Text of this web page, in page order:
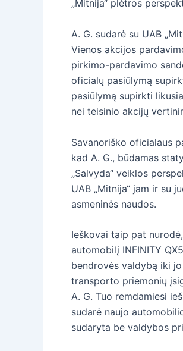
„Mitnija“ plėtros
A. G. sudarė su UAB
Vienos akcijos
pirkimo-pardavimo
oficialų pasiūlymą
pasiūlymą supirkti
nei teisinio akcijų
Savanoriško oficialaus
kad A. G., būdamas
„Salvyda“ veiklos
UAB „Mitnija“ jam ir su
asmeninės naudos.
Ieškovai taip pat
automobilį INFINITY
bendrovės valdybą iki
transporto priemonių
A. G. Tuo remdamiesi
sudarė naujo
sudaryta be valdybos